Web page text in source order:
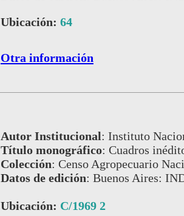
Ubicación: 64
Otra información
Autor Institucional: Instituto
Título monográfico: Cuadros
Colección: Censo Agropecuario
Datos de edición: Buenos Aires:
Ubicación: C/1969 2